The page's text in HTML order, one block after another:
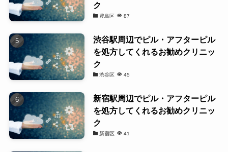
ク
豊島区 87
渋谷駅周辺でピル・アフターピル
を処方してくれるお勧めクリニッ
ク
渋谷区 45
新宿駅周辺でピル・アフターピル
を処方してくれるお勧めクリニッ
ク
新宿区 41